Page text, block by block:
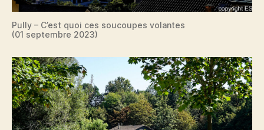
Pully – C’est quoi ces soucoupes volantes
(01 septembre 2023)